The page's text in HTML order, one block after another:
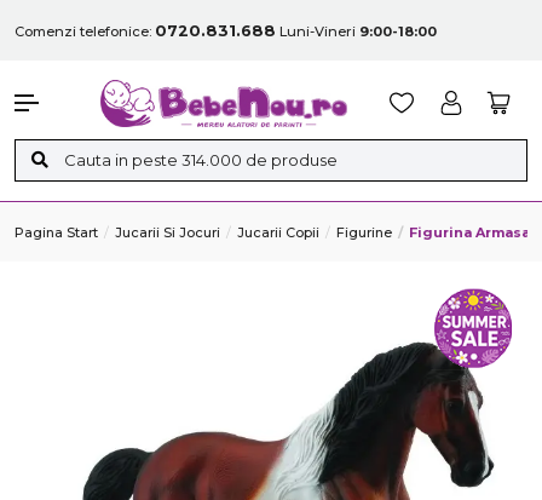
Comenzi telefonice: 0720.831.688 Luni-Vineri 9:00-18:00
Pagina Start Jucarii Si Jocuri Jucarii Copii Figurine Figurina